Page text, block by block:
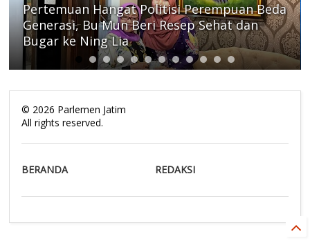
Pertemuan Hangat Politisi Perempuan Beda
Generasi, Bu Mun Beri Resep Sehat dan
Bugar ke Ning Lia
© 2026 Parlemen Jatim
All rights reserved.
BERANDA REDAKSI